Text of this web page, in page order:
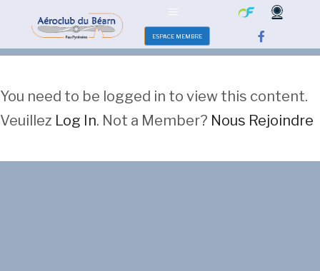
ESPACE MEMBRE
You need to be logged in to view this content.
Veuillez Log In. Not a Member? Nous Rejoindre